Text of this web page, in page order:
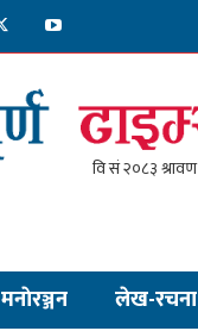
मनाेरञ्जन लेख-रचना